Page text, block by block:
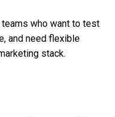
teams who want to test
and need flexible
stack.